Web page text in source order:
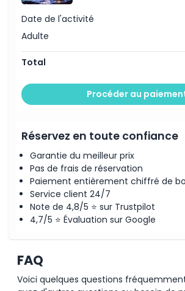
Date de l'activité
Adulte
Total
Procéder au
Réservez en toute confiance
Garantie du meilleur prix
Pas de frais de réservation
Paiement entièrement chiffré de
Service client 24/7
Note de 4,8/5 ⭐ sur Trustpilot
4,7/5 ⭐ Évaluation sur Google
FAQ
Voici quelques questions